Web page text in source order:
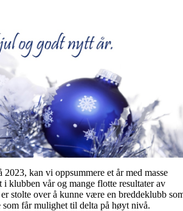
kan vi oppsummere et år med masse
klubben vår og mange flotte resultater av
stolte over å kunne være en breddeklubb
som får mulighet til delta på høyt nivå.